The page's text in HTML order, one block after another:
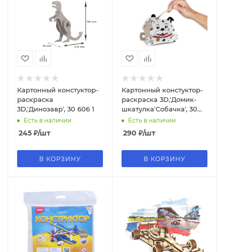
Картонный констуктор-
раскраска
3D,'Динозавр', 30 606 1
Есть в наличии
245 ₽/шт
В КОРЗИНУ
Картонный констуктор-
раскраска 3D,'Домик-
шкатулка'Собачка', 30
603 1
Есть в наличии
290 ₽/шт
В КОРЗИНУ